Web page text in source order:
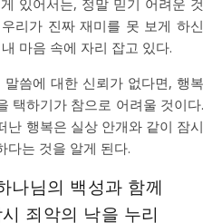
있어서는, 정말 믿기 어려운 것
리가 진짜 재미를 못 보게 하신
마음 속에 자리 잡고 있다.
씀에 대한 신뢰가 없다면, 행복
택하기가 참으로 어려울 것이다.
난 행복은 실상 안개와 같이 잠시
다는 것을 알게 된다.
나님의 백성과 함께
죄악의 낙을 누리